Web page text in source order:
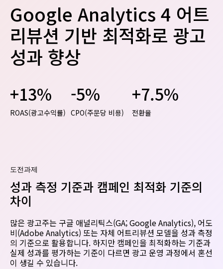
Google Analytics 4 어트
리뷰션 기반 최적화로 광고
성과 향상
+13%
ROAS(광고수익률)
-5%
CPO(주문당 비용)
+7.5%
전환율
도전과제
성과 측정 기준과 캠페인 최적화 기준의
차이
많은 광고주는 구글 애널리틱스(GA; Google Analytics), 어도
비(Adobe Analytics) 또는 자체 어트리뷰션 모델을 성과 측정
의 기준으로 활용합니다. 하지만 캠페인을 최적화하는 기준과
실제 성과를 평가하는 기준이 다르면 광고 운영 과정에서 혼선
이 생길 수 있습니다.